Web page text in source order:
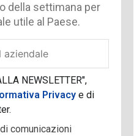
della settimana per
utile al Paese.
NEWSLETTER",
Privacy e di
comunicazioni